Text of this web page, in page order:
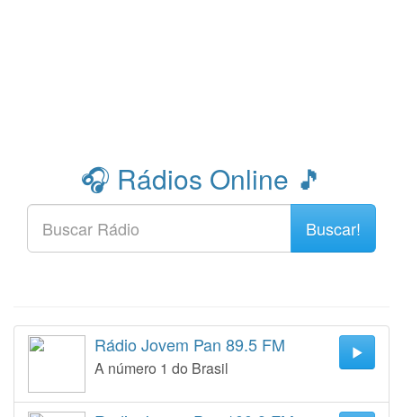
🎧 Rádios Online 🎵
Buscar!
Rádio Jovem Pan 89.5 FM
A número 1 do Brasil